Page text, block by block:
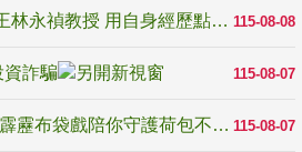
115-08-08
教育家人物典範 發明大王林永禎教授 用自身經歷點亮學生的路
115-08-07
資詐騙
115-08-07
反詐騙宣導_防詐有道，霹靂布袋戲陪你守護荷包不受騙